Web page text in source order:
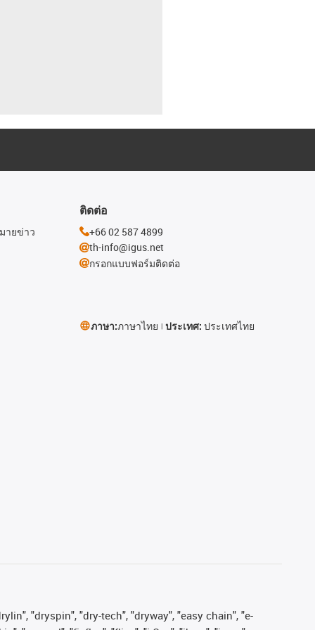
ายข่าว
ติดต่อ
+66 02 587 4899
th-info@igus.net
กรอกแบบฟอร์มติดต่อ
ภาษา:ภาษาไทย ประเทศ: ประเทศไทย
"dryspin", "dry-tech", "dryway", "easy chain", "e-